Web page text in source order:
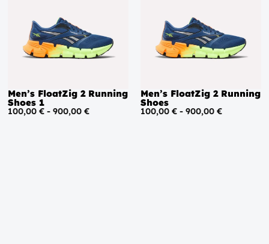
Men’s FloatZig 2 Running
Shoes 1
100,00 € - 900,00 €
Men’s FloatZig 2 Running
Shoes
100,00 € - 900,00 €